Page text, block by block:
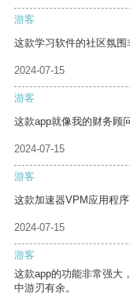
游客
这款学习软件的社区氛围
2024-07-15
游客
这款app就像我的财务顾
2024-07-15
游客
这款加速器VPM应用程
2024-07-15
游客
这款app的功能非常强大
中游刃有余。